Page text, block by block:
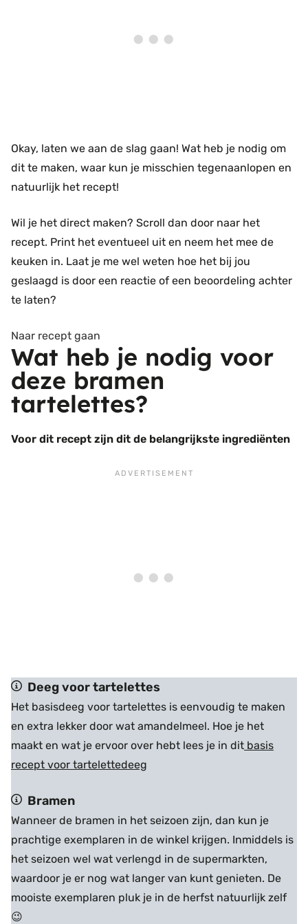
Okay, laten we aan de slag gaan! Wat heb je nodig om
dit te maken, waar kun je misschien tegenaanlopen en
natuurlijk het recept!
Wil je het direct maken? Scroll dan door naar het
recept. Print het eventueel uit en neem het mee de
keuken in. Laat je me wel weten hoe het bij jou
geslaagd is door een reactie of een beoordeling achter
te laten?
Naar recept gaan
Wat heb je nodig voor
deze bramen
tartelettes?
Voor dit recept zijn dit de belangrijkste ingrediënten
Deeg voor tartelettes
Het basisdeeg voor tartelettes is eenvoudig te maken
en extra lekker door wat amandelmeel. Hoe je het
maakt en wat je ervoor over hebt lees je in dit basis
recept voor tartelettedeeg
Bramen
Wanneer de bramen in het seizoen zijn, dan kun je
prachtige exemplaren in de winkel krijgen. Inmiddels is
het seizoen wel wat verlengd in de supermarkten,
waardoor je er nog wat langer van kunt genieten. De
mooiste exemplaren pluk je in de herfst natuurlijk zelf
😉